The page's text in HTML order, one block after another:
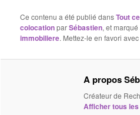
Ce contenu a été publié dansTout
colocationparSébastien, et
immobiliere. Mettez-le en favori
A propos
Créateur de
Afficher tous